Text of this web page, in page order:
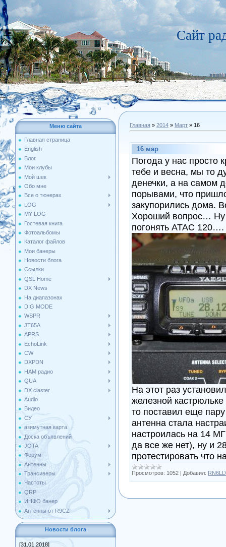
Сайт
Меню сайта
Главная страница
English
Блог
Мои клубы
Мой шек
Обо мне
Все о тюнерах
LOG
MY LOG
Гостевая книга
Фотоальбомы
Каталог файлов
Мои банеры
Новости блога
Ссылки
QSL Home
DX News
На диапазонах
DIG MODE
WSPR
JT65A
APRS
EchoLink
CW
DXPDN
HAM радио
QUA
DX claster
Audio
Видео
СУ
азимутная карта
Доска объявлений
JOTA
Форум
Антенны
Трансиверы
Частоты
QRP
ИНФО банер
Антенны от R9CZ
Новости блога
[31.01.2018]
Главная » 2014 » Март » 16
16 мар
Погода у нас просто
тебе и весна, мы то
денечки, а на самом
порывами, что
закупорились дома.
Хороший вопрос… Ну
погонять АТАС 120….
На этот раз
железной
то поставил еще
антенна стала
настроилась на 14
да все же нет), ну и
протестировать что
Просмотров: 1052 Добавил: